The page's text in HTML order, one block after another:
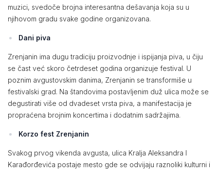
muzici, svedoče brojna interesantna dešavanja koja su u
njihovom gradu svake godine organizovana.
Dani piva
Zrenjanin ima dugu tradiciju proizvodnje i ispijanja piva, u čiju
se čast već skoro četrdeset godina organizuje festival. U
poznim avgustovskim danima, Zrenjanin se transformiše u
festivalski grad. Na štandovima postavljenim duž ulica može se
degustirati više od dvadeset vrsta piva, a manifestacija je
propraćena brojnim koncertima i dodatnim sadržajima.
Korzo fest Zrenjanin
Svakog prvog vikenda avgusta, ulica Kralja Aleksandra I
Karađorđevića postaje mesto gde se odvijaju raznoliki kulturni i